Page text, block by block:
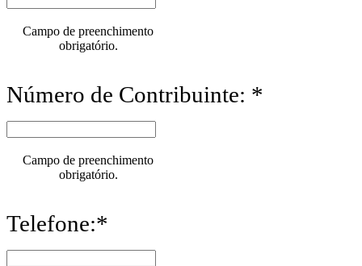
Campo de preenchimento
obrigatório.
Número de Contribuinte: *
Campo de preenchimento
obrigatório.
Telefone:*